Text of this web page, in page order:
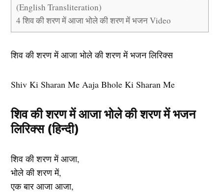
(English Transliteration)
4 शिव की शरण में आजा भोले की शरण में भजन Video
शिव की शरण में आजा भोले की शरण में भजन लिरिक्स
Shiv Ki Sharan Me Aaja Bhole Ki Sharan Me
शिव की शरण में आजा भोले की शरण में भजन
लिरिक्स (हिन्दी)
शिव की शरण में आजा,
भोले की शरण में,
एक बार आजा आजा,